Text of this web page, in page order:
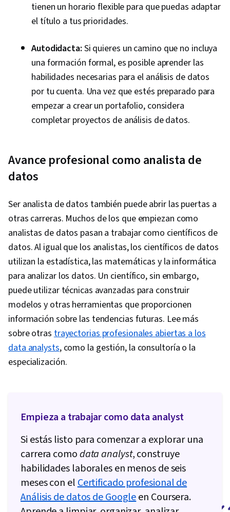
tienen un horario flexible para que puedas adaptar
el título a tus prioridades.
Autodidacta: Si quieres un camino que no incluya
una formación formal, es posible aprender las
habilidades necesarias para el análisis de datos
por tu cuenta. Una vez que estés preparado para
empezar a crear un portafolio, considera
completar proyectos de análisis de datos.
Avance profesional como analista de
datos
Ser analista de datos también puede abrir las puertas a
otras carreras. Muchos de los que empiezan como
analistas de datos pasan a trabajar como científicos de
datos. Al igual que los analistas, los científicos de datos
utilizan la estadística, las matemáticas y la informática
para analizar los datos. Un científico, sin embargo,
puede utilizar técnicas avanzadas para construir
modelos y otras herramientas que proporcionen
información sobre las tendencias futuras. Lee más
sobre otrastrayectorias profesionales abiertas a los
data analysts, como la gestión, la consultoría o la
especialización.
Empieza a trabajar como data analyst
Si estás listo para comenzar a explorar una
carrera comodata analyst, construye
habilidades laborales en menos de seis
meses con elCertificado profesional de
Análisis de datos de Googleen Coursera.